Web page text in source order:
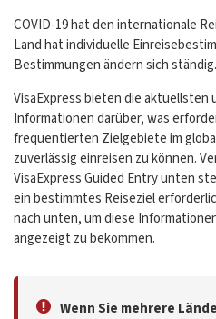
COVID-19 hat den internationale
Land hat individuelle
Bestimmungen ändern sich ständig.
VisaExpress bieten die aktuellsten
Informationen darüber, was
frequentierten Zielgebiete im
zuverlässig einreisen zu können.
VisaExpress Guided Entry unten
ein bestimmtes Reiseziel
nach unten, um diese
angezeigt zu bekommen.
Wenn Sie mehrere